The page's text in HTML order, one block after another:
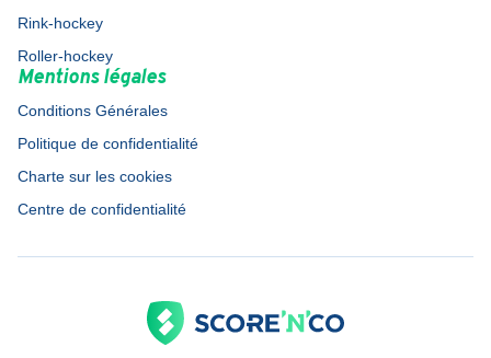
Rink-hockey
Roller-hockey
Mentions légales
Conditions Générales
Politique de confidentialité
Charte sur les cookies
Centre de confidentialité